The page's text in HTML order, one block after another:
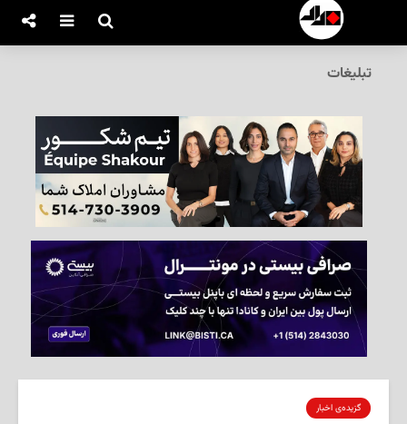
تبلیغات
گزیده‌ی‌ اخبار